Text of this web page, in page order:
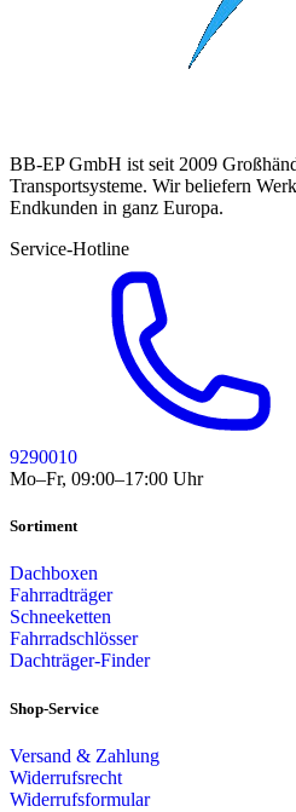
BB-EP GmbH ist seit 2009
Transportsysteme. Wir beliefern
Endkunden in ganz Europa.
Service-Hotline
9290010
Mo–Fr, 09:00–17:00 Uhr
Sortiment
Dachboxen
Fahrradträger
Schneeketten
Fahrradschlösser
Dachträger-Finder
Shop-Service
Versand & Zahlung
Widerrufsrecht
Widerrufsformular